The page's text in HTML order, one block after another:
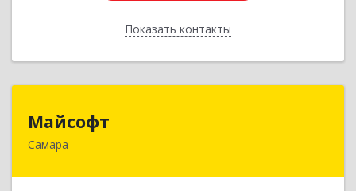
Показать контакты
Назад
Майсофт
Самара
443076, Самарская обл, Самара г, Партизанская